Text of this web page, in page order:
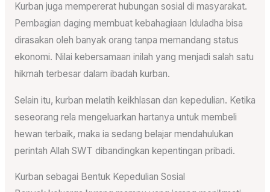
Kurban juga mempererat hubungan sosial di masyarakat.
Pembagian daging membuat kebahagiaan Iduladha bisa
dirasakan oleh banyak orang tanpa memandang status
ekonomi. Nilai kebersamaan inilah yang menjadi salah satu
hikmah terbesar dalam ibadah kurban.
Selain itu, kurban melatih keikhlasan dan kepedulian. Ketika
seseorang rela mengeluarkan hartanya untuk membeli
hewan terbaik, maka ia sedang belajar mendahulukan
perintah Allah SWT dibandingkan kepentingan pribadi.
Kurban sebagai Bentuk Kepedulian Sosial